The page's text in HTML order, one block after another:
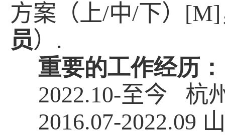
方案（上/中/下） [M]
员） .
重要的工作经历 ：
2022.10-至今 杭
2016.07-2022.09